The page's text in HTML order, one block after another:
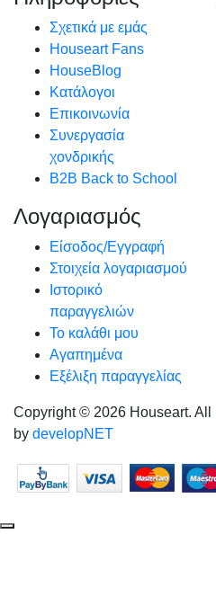
Σχετικά με εμάς
Houseart Fans
HouseBlog
Κατάλογοι
Επικοινωνία
Συνεργασία
χονδρικής
B2B Back to School
Λογαριασμός
Είσοδος/Εγγραφή
Στοιχεία λογαριασμού
Ιστορικό
παραγγελιών
Το καλάθι μου
Αγαπημένα
Εξέλιξη παραγγελίας
Copyright © 2026 Houseart. All
by developNET